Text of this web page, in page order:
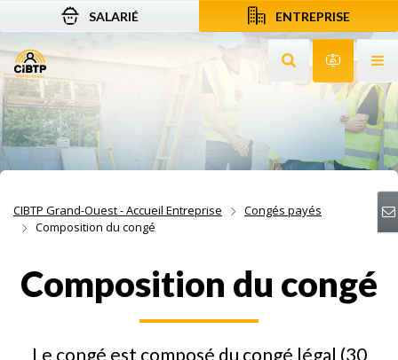
Aller au contenu
Aller à la recherche
Aller à la navigation
SALARIÉ ENTREPRISE
Rechercher sur
CIBTP Grand-Ouest - Accueil Entreprise
Congés payés
Composition du congé
Composition du congé
Le congé est composé du congé légal (30